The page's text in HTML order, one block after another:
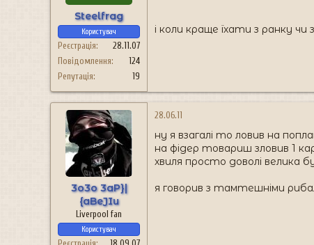
Steelfrag
Користувач
Реєстрація
28.11.07
Повідомлення
124
Репутація
19
і коли краще їхати з ранку чи з
3o3o 3aP}|
{aBeJIu
Liverpool fan
Користувач
28.06.11
ну я взагалі то ловив на
на фідер товариш зловив 1
хвиля просто доволі велика
я говорив з тамтешніми